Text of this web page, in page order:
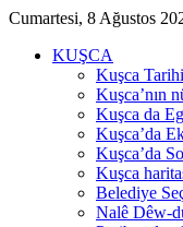
Cumartesi, 8 Ağustos
KUŞCA
Kuşca Tarihi
Kuşca’nın
Kuşca da
Kuşca’da
Kuşca’da
Kuşca
Belediye
Nalê Dêw-